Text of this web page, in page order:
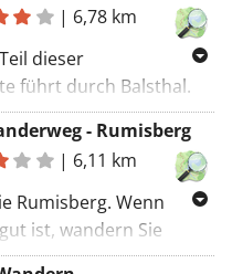
| 6,78 km
dieser
führt durch Balsthal.
dieser Route nicht
sterben. Die
beginnt am Parkplatz.
Route. Sie
unbefestigte Straßen
- Rumisberg
| 6,11 km
Rumisberg. Wenn
ist, wandern Sie
auf den